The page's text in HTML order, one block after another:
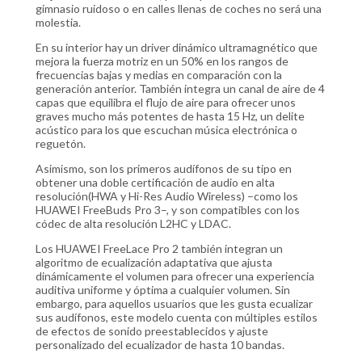
gimnasio ruidoso o en calles llenas de coches no será una
molestia.
En su interior hay un driver dinámico ultramagnético que
mejora la fuerza motriz en un 50% en los rangos de
frecuencias bajas y medias en comparación con la
generación anterior. También integra un canal de aire de 4
capas que equilibra el flujo de aire para ofrecer unos
graves mucho más potentes de hasta 15 Hz, un delite
acústico para los que escuchan música electrónica o
reguetón.
Asimismo, son los primeros audífonos de su tipo en
obtener una doble certificación de audio en alta
resolución(HWA y Hi-Res Audio Wireless) –como los
HUAWEI FreeBuds Pro 3–, y son compatibles con los
códec de alta resolución L2HC y LDAC.
Los HUAWEI FreeLace Pro 2 también integran un
algoritmo de ecualización adaptativa que ajusta
dinámicamente el volumen para ofrecer una experiencia
auditiva uniforme y óptima a cualquier volumen. Sin
embargo, para aquellos usuarios que les gusta ecualizar
sus audífonos, este modelo cuenta con múltiples estilos
de efectos de sonido preestablecidos y ajuste
personalizado del ecualizador de hasta 10 bandas.